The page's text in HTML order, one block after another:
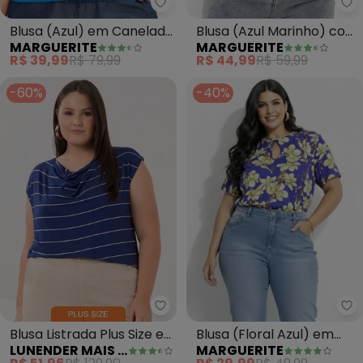
Marguerite - Blusa (Azul) em
Blusa (Azul) em Canelado
com Botões
MARGUERITE
R$ 39,99R$ 79,99
Blusa (Azul Marinho) com
Bordado
MARGUERITE
R$ 44,99R$ 59,99
-60%
Lunender Mais Mulher - Blusa
Blusa Listrada Plus Size e
Gola Degagê (Azul)
LUNENDER MAIS MULHER
-40%
Blusa (Floral Azul) em
Malha Flamê
MARGUERITE